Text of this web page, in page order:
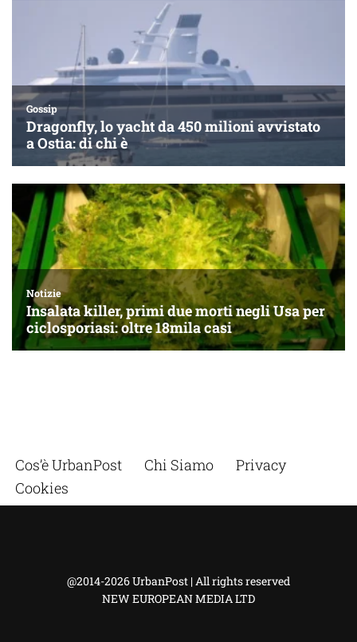
Cos’è UrbanPost Chi Siamo
Privacy
Cookies
@2014-2026 UrbanPost | All rights reserved
NEW EUROPEAN MEDIA LTD